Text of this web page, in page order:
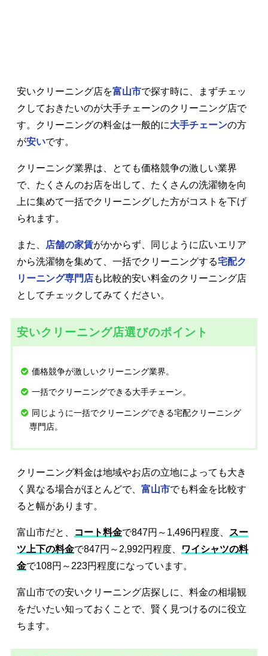
安いクリーニング店を富山市で探す時に、まずチェッ
クしておきたいのが大手チェーンのクリーニング店で
す。クリーニングの料金は一般的に大手チェーンの方
が安いです。
クリーニング業界は、とても価格競争の激しい業界
で、たくさんのお店を出して、たくさんの洗濯物を向
上に集めて一括でクリーニングした方がコストを下げ
られます。
また、 店舗の家賃がかからず、同じように広いエリア
から洗濯物を集めて、一括でクリーニングする宅配ク
リーニング専門店も比較的安い料金のクリーニング店
としてチェックしてみてください。
安いクリーニング店選びのポイント
価格競争が激しいクリーニング業界。
一括でクリーニングできる大手チェーン。
同じように一括でクリーニングできる宅配クリーニング
専門店。
クリーニング料金は地域やお店の立地によっても大き
く異なる場合がほとんどで、 富山市でも料金を比較す
ると幅があります。
富山市だと、 コート料金で847円～1,496円程度、
スー
ツ上下の料金で847円～2,992円程度、
ワイシャツの料
金で108円～223円程度になっています。
富山市での安いクリーニング店探しに、料金の相場観
をだいたい知っておくことで、賢く見つけるのに役立
ちます。